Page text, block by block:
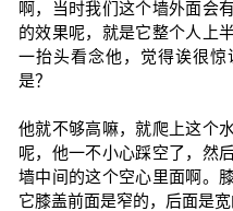
啊，当时我们这个墙外面会
的效果呢，就是它整个人上
一抬头看念他，觉得诶很
是？
他就不够高嘛，就爬上这个
呢，他一不小心踩空了，然
墙中间的这个空心里面啊。
它膝盖前面是窄的，后面是宽